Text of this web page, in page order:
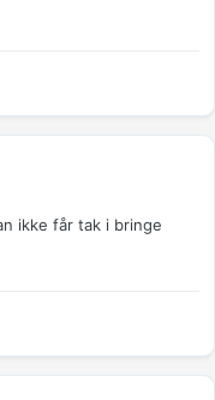
ikke får tak i bringe